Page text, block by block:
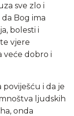
sve zlo i
Bog ima
bolesti i
vjere
veće dobro i
i da je
ljudskih
onda